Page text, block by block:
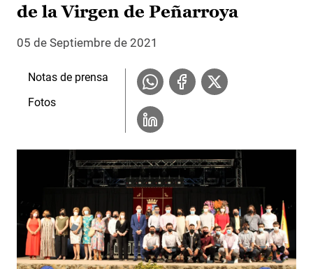
de la Virgen de Peñarroya
05 de Septiembre de 2021
Notas de prensa
Fotos